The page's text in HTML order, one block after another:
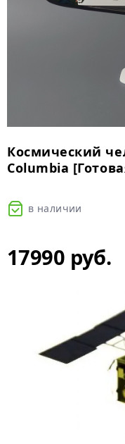
Космический
Columbia
в наличии
17990 руб.